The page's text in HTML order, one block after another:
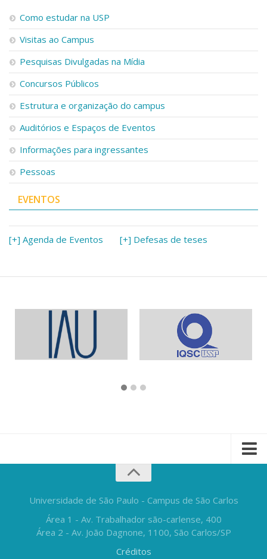
Como estudar na USP
Visitas ao Campus
Pesquisas Divulgadas na Mídia
Concursos Públicos
Estrutura e organização do campus
Auditórios e Espaços de Eventos
Informações para ingressantes
Pessoas
EVENTOS
[+] Agenda de Eventos [+] Defesas de teses
Universidade de São Paulo - Campus de São Carlos
Área 1 - Av. Trabalhador são-carlense, 400
Área 2 - Av. João Dagnone, 1100, São Carlos/SP
Créditos